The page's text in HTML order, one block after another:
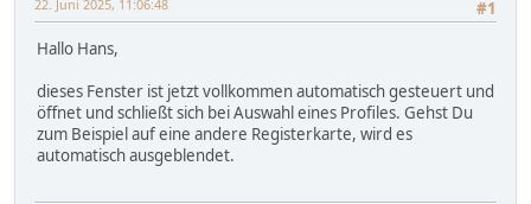
#1
22. Juni 2025, 11:06:48
Hallo Hans,
dieses Fenster ist jetzt vollkommen automatisch gesteuert und
öffnet und schließt sich bei Auswahl eines Profiles. Gehst Du
zum Beispiel auf eine andere Registerkarte, wird es
automatisch ausgeblendet.